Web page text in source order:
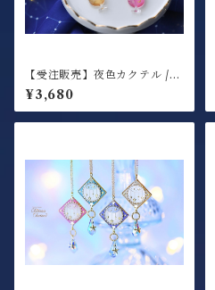
【受注販売】夜色カクテル /
ネックレス
¥3,680